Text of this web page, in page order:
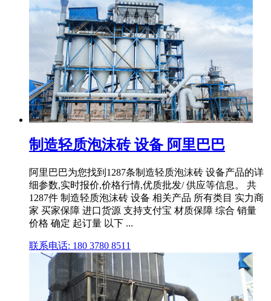
制造轻质泡沫砖 设备 阿里巴巴
阿里巴巴为您找到1287条制造轻质泡沫砖 设备产品的详
细参数,实时报价,价格行情,优质批发/ 供应等信息。 共
1287件 制造轻质泡沫砖 设备 相关产品 所有类目 实力商
家 买家保障 进口货源 支持支付宝 材质保障 综合 销量
价格 确定 起订量 以下 ...
联系电话: 180 3780 8511